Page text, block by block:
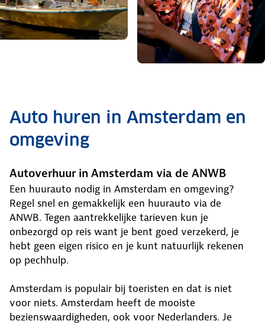
Auto huren in Amsterdam en
omgeving
Autoverhuur in Amsterdam via de ANWB
Een huurauto nodig in Amsterdam en omgeving?
Regel snel en gemakkelijk een huurauto via de
ANWB. Tegen aantrekkelijke tarieven kun je
onbezorgd op reis want je bent goed verzekerd, je
hebt geen eigen risico en je kunt natuurlijk rekenen
op pechhulp.
Amsterdam is populair bij toeristen en dat is niet
voor niets. Amsterdam heeft de mooiste
bezienswaardigheden, ook voor Nederlanders. Je